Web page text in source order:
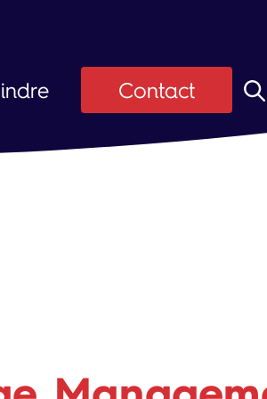
Contact